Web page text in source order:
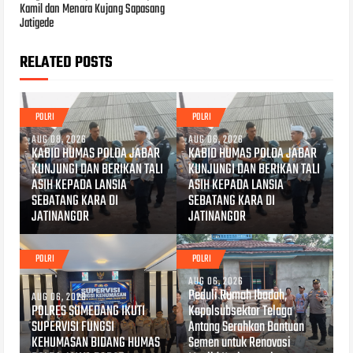
Kamil dan Menara Kujang Sapasang
Jatigede
RELATED POSTS
POLRI
AUG 08, 2026
KABID HUMAS POLDA JABAR
KUNJUNGI DAN BERIKAN TALI
ASIH KEPADA LANSIA
SEBATANG KARA DI
JATINANGOR
POLRI
AUG 06, 2026
KABID HUMAS POLDA JABAR
KUNJUNGI DAN BERIKAN TALI
ASIH KEPADA LANSIA
SEBATANG KARA DI
JATINANGOR
POLRI
AUG 06, 2026
POLRES SUMEDANG IKUTI
SUPERVISI FUNGSI
KEHUMASAN BIDANG HUMAS
POLRI
AUG 06, 2026
Peduli Rumah Ibadah,
Kapolsubsektor Telaga
Antang Serahkan Bantuan
Semen untuk Renovasi